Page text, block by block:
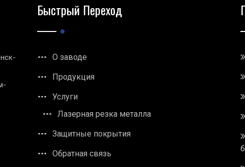
Быстрый Переход
О заводе
Продукция
Услуги
Лазерная резка металла
Защитные покрытия
Обратная связь